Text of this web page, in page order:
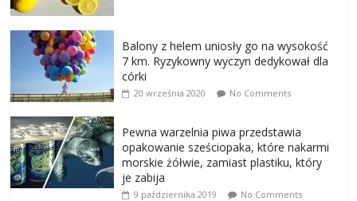
Balony z helem uniosły go na wysokość
7 km. Ryzykowny wyczyn dedykował dla
córki
20 września 2020 No Comments
Pewna warzelnia piwa przedstawia
opakowanie sześciopaka, które nakarmi
morskie żółwie, zamiast plastiku, który
je zabija
9 października 2019 No Comments